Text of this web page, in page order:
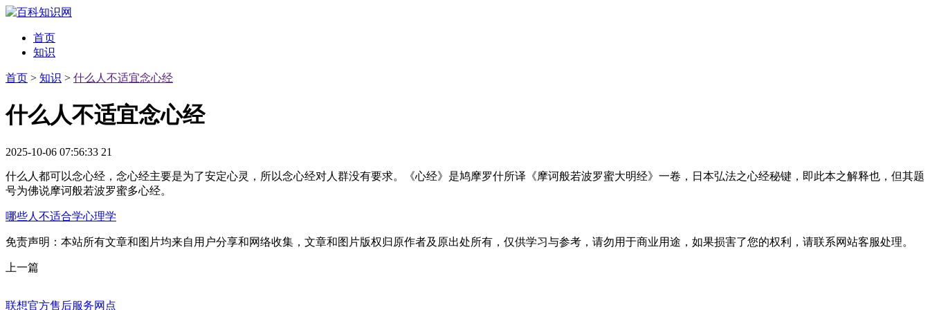
首页
知识
首页 > 知识 > 什么人不适宜念心经
什么人不适宜念心经
2025-10-06 07:56:33 21
什么人都可以念心经，念心经主要是为了安定心灵，所以念心经对人群没有要求。《心经》是鸠摩罗什所译《摩诃般若波罗蜜大明经》一卷，日本弘法之心经秘键，即此本之解释也，但其题
号为佛说摩诃般若波罗蜜多心经。
哪些人不适合学心理学
免责声明：本站所有文章和图片均来自用户分享和网络收集，文章和图片版权归原作者及原出处所有，仅供学习与参考，请勿用于商业用途，如果损害了您的权利，请联系网站客服处理。
上一篇
联想官方售后服务网点